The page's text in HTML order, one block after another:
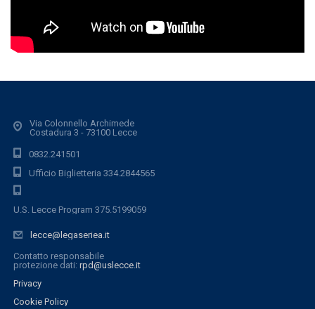
Via Colonnello Archimede
Costadura 3 - 73100 Lecce
0832.241501
Ufficio Biglietteria 334.2844565
U.S. Lecce Program 375.5199059
lecce@legaseriea.it
Contatto responsabile
protezione dati: rpd@uslecce.it
Privacy
Cookie Policy